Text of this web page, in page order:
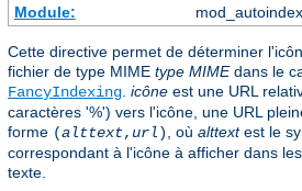
Module:
mod_autoindex
Cette directive permet de déterminer
fichier de type MIME type MIMEdans le
FancyIndexing icône est une URL
caractères '%') vers l'icône, une URL
forme (alttext, url) , où alttextest le
correspondant à l'icône à afficher dans
texte.